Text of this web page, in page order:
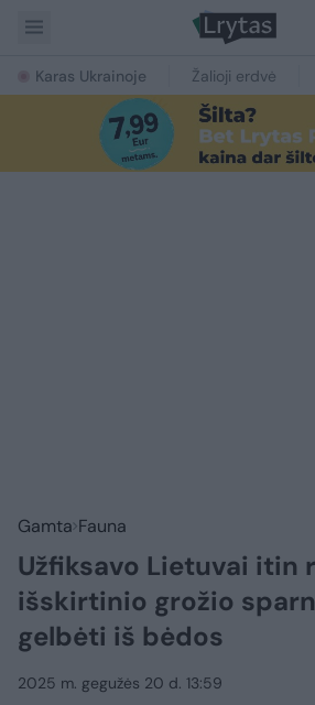
Karas Ukrainoje Žalioji erdvė
Gamta Fauna
Užfiksavo Lietuvai itin
išskirtinio grožio
gelbėti iš bėdos
2025 m. gegužės 20 d. 13:59